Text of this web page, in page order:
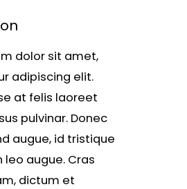
dolor sit amet,
adipiscing elit.
at felis laoreet
pulvinar. Donec
augue, id tristique
leo augue. Cras
dictum et